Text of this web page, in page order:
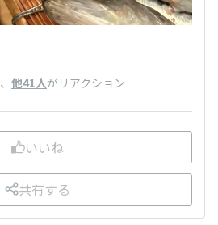
、 他41人がリアクション
いいね
共有する